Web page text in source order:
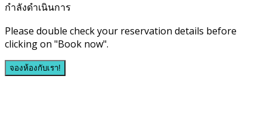
กำลังดำเนินการ
Please double check your reservation details before
clicking on "Book now".